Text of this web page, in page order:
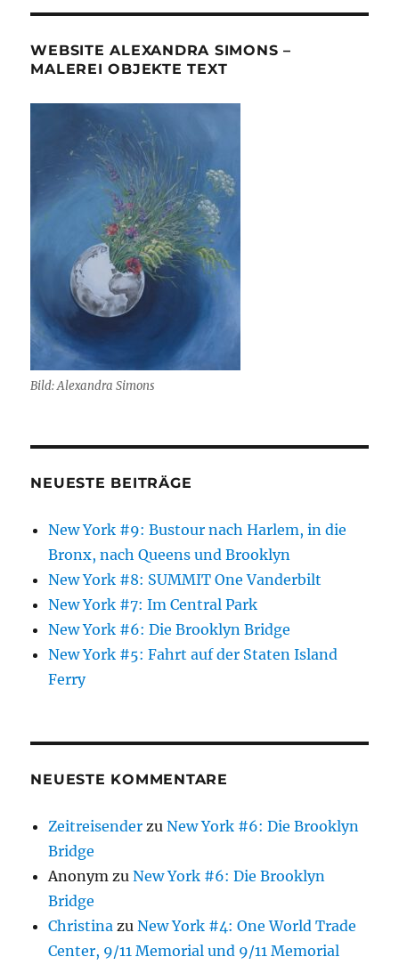
WEBSITE ALEXANDRA SIMONS –
MALEREI OBJEKTE TEXT
Bild: Alexandra Simons
NEUESTE BEITRÄGE
New York #9: Bustour nach Harlem, in die
Bronx, nach Queens und Brooklyn
New York #8: SUMMIT One Vanderbilt
New York #7: Im Central Park
New York #6: Die Brooklyn Bridge
New York #5: Fahrt auf der Staten Island
Ferry
NEUESTE KOMMENTARE
Zeitreisender zuNew York #6: Die Brooklyn
Bridge
Anonym zuNew York #6: Die Brooklyn
Bridge
Christina zuNew York #4: One World Trade
Center, 9/11 Memorial und 9/11 Memorial